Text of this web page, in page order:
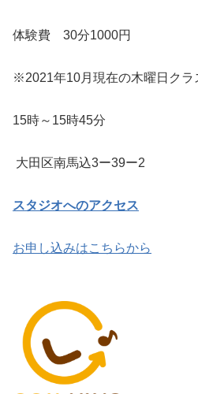
体験費 30分1000円
※2021年10月現在の木曜日クラ
15時～15時45分
大田区南馬込3ー39ー2
スタジオへのアクセス
お申し込みはこちらから